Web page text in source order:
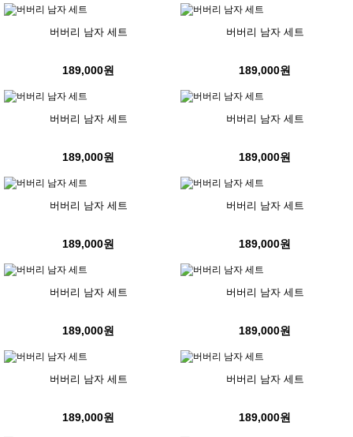
버버리 남자 세트
189,000원
버버리 남자 세트
189,000원
버버리 남자 세트
189,000원
버버리 남자 세트
189,000원
버버리 남자 세트
189,000원
버버리 남자 세트
189,000원
버버리 남자 세트
189,000원
버버리 남자 세트
189,000원
버버리 남자 세트
189,000원
버버리 남자 세트
189,000원